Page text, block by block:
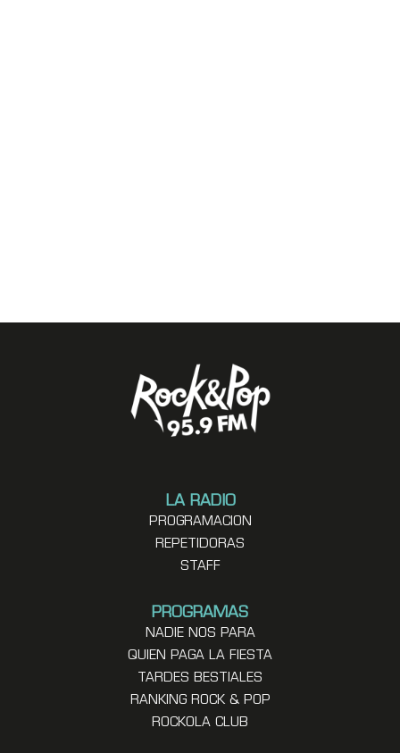
LA RADIO
PROGRAMACION
REPETIDORAS
STAFF
PROGRAMAS
NADIE NOS PARA
QUIEN PAGA LA FIESTA
TARDES BESTIALES
RANKING ROCK & POP
ROCKOLA CLUB